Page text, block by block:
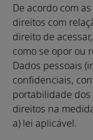
De acordo com
direitos com
direito de
como se opor ou
Dados pessoais
confidenciais,
portabilidade dos
direitos na
a) lei aplicável.